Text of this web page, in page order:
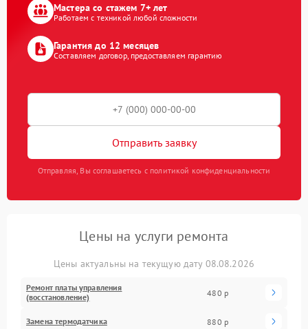
Мастера со стажем 7+ лет
Работаем с техникой любой сложности
Гарантия до 12 месяцев
Составляем договор, предоставляем гарантию
Отправить заявку
Отправляя, Вы соглашаетесь с политикой конфиденциальности
Цены на услуги ремонта
Цены актуальны на текущую дату 08.08.2026
Ремонт платы управления
(восстановление)
480 р
Замена термодатчика 880 р